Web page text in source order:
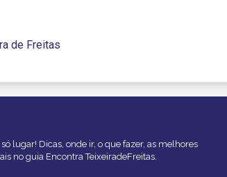
de Freitas
lugar! Dicas, onde ir, o que fazer, as melhores
no guia Encontra TeixeiradeFreitas.